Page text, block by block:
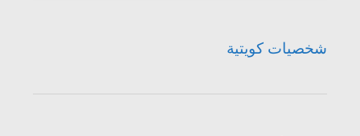
شخصيات كويتية